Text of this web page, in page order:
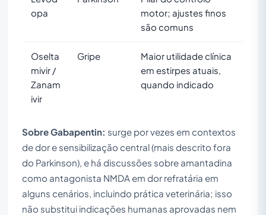
opa
motor; ajustes finos
são comuns
Oselta
mivir /
Zanam
ivir
Gripe
Maior utilidade clínica
em estirpes atuais,
quando indicado
Sobre Gabapentin: surge por vezes em contextos
de dor e sensibilização central (mais descrito fora
do Parkinson), e há discussões sobre amantadina
como antagonista NMDA em dor refratária em
alguns cenários, incluindo prática veterinária; isso
não substitui indicações humanas aprovadas nem